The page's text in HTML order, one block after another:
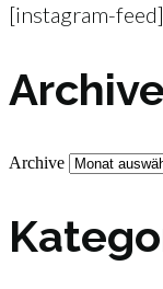
[instagram-feed]
Archive
Archive